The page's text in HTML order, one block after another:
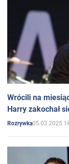
Wrócili na
Harry zakochał
Rozrywka05.03.2025